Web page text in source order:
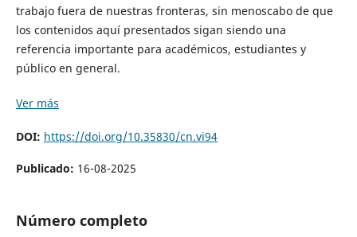
trabajo fuera de nuestras fronteras, sin menoscabo de que
los contenidos aquí presentados sigan siendo una
referencia importante para académicos, estudiantes y
público en general.
Ver más
DOI: https://doi.org/10.35830/cn.vi94
Publicado: 16-08-2025
Número completo